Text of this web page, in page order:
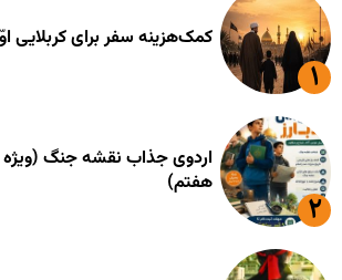
کمک‌هزینه سفر برای کربلایی
اردوی جذاب نقشه جنگ (ویژه
هفتم)